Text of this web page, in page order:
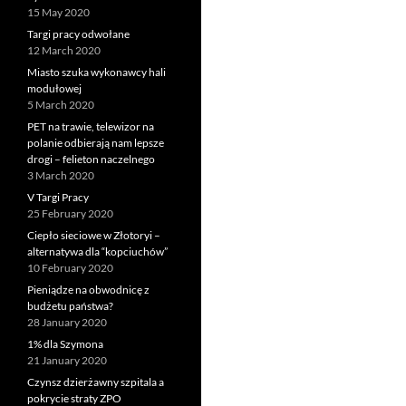
15 May 2020
Targi pracy odwołane
12 March 2020
Miasto szuka wykonawcy hali
modułowej
5 March 2020
PET na trawie, telewizor na
polanie odbierają nam lepsze
drogi – felieton naczelnego
3 March 2020
V Targi Pracy
25 February 2020
Ciepło sieciowe w Złotoryi –
alternatywa dla “kopciuchów”
10 February 2020
Pieniądze na obwodnicę z
budżetu państwa?
28 January 2020
1% dla Szymona
21 January 2020
Czynsz dzierżawny szpitala a
pokrycie straty ZPO